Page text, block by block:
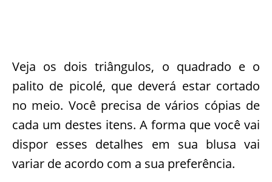
Veja os dois triângulos, o quadrado e o
palito de picolé, que deverá estar cortado
no meio. Você precisa de vários cópias de
cada um destes itens. A forma que você vai
dispor esses detalhes em sua blusa vai
variar de acordo com a sua preferência.